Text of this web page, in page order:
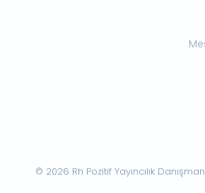
© 2026 Rh Pozitif Yayıncılık